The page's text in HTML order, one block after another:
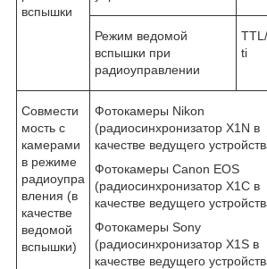
вспышки
Режим ведомой
вспышки при
радиоуправлении
ti
Совмести
мость с
камерами
в режиме
радиоупра
вления (в
качестве
ведомой
вспышки)
Фотокамеры Nikon
(радиосинхронизатор X1N в
качестве ведущего
Фотокамеры Canon EOS
(радиосинхронизатор X1C в
качестве ведущего
Фотокамеры Sony
(радиосинхронизатор X1S в
качестве ведущего